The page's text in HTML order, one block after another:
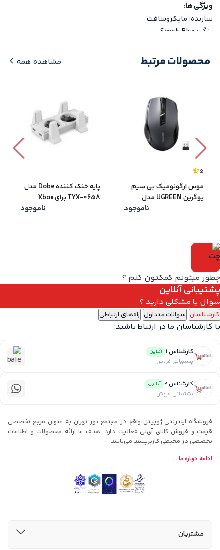
ویژگی ها:
سازنده: مایکروسافت
رنگ : Shock Blue
کاملا اصلی و اورجینال
دارای جک 3.5 میلی‌متری
محصولات مرتبط مشاهده همه
5
موس ارگونومیک بی سیم
یوگرین UGREEN مدل
ناموجود
پایه خنک کننده Dobe مدل
TYX-0658 برای Xbox
ناموجود
چطور میتونم کمکتون کنم ؟
پشتیبانی آنلاین
سوال یا مشکلی دارید ؟
کارشناسان سوالات متداول راه‌های ارتباطی
با کارشناسان ما در ارتباط باشید:
کارشناس 1 آنلاین
پشتیبانی فروش
کارشناس 2 آنلاین
پشتیبانی فروش
فروشگاه اینترنتی ژوپیتل واقع در مجتمع نور تهران به عنوان مرجع تخصصی
قیمت و فروش کالای آی‌تی فعالیت دارد. هدف ما ارائه محصولات و اطلاعات
تخصصی در محیطی کاربرپسند می‌باشد.
ادامه درباره ما ...
مشتریان